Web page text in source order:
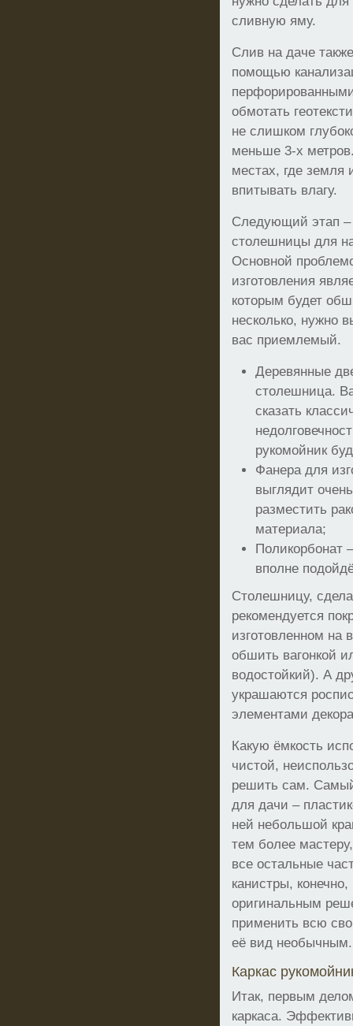
сливную яму.
Слив на даче
помощью
обмотать
не слишком
меньше 3-х
местах, где земля
впитывать влагу.
Следующий этап –
столешницы для
Основной
изготовления
которым будет
несколько, нужно
вас приемлемый.
Деревянные
столешница.
сказать
рукомойник
Фанера для
выглядит
разместить
материала;
Поликорбонат
вполне
Столешницу,
рекомендуется
изготовленном на
обшить вагонкой
водостойкий). А
украшаются
элементами
Какую ёмкость
чистой,
решить сам.
для дачи –
ней небольшой
тем более
все остальные
канистры,
оригинальным
применить всю
её вид необычным.
Каркас
Итак, первым
каркаса.